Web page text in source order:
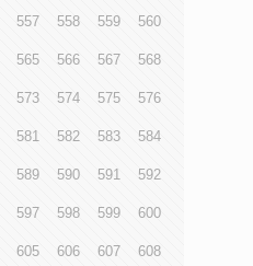
557 558 559 560
565 566 567 568
573 574 575 576
581 582 583 584
589 590 591 592
597 598 599 600
605 606 607 608